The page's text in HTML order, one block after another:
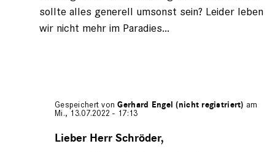
sollte alles generell umsonst sein? Leider leben
wir nicht mehr im Paradies...
Gespeichert vonGerhard Engel (nicht registriert) am
Mi., 13.07.2022 - 17:13
auf
Lieber Herr Schröder,